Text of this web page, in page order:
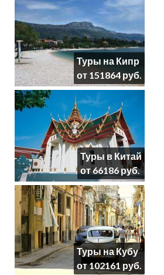
Туры на Кипр
от 151864 руб.
Туры в Китай
от 66186 руб.
Туры на Кубу
от 102161 руб.